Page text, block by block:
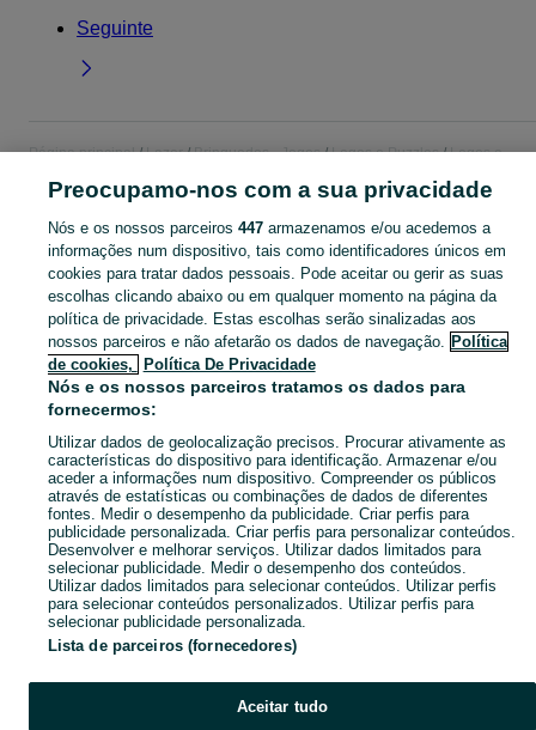
Seguinte
Página principal Lazer Brinquedos - Jogos Legos e Puzzles
Legos e
CATEGORIA
Navegue pelos últimos anúncios de Legos e Puzzles em Aldoar, Foz Do Douro E Nevogilde no OLX Portugal. Compre e venda produtos locais com facilidade e segurança. Mostrar
Mapa do site
Mapa das freguesias
Mapa de mini-sites
Pesquisas populares
Preocupamo-nos com a sua privacidade
Nós e os nossos parceiros 447armazenamos e/ou acedemos a
informações num dispositivo, tais como identificadores únicos em
cookies para tratar dados pessoais. Pode aceitar ou gerir as suas
escolhas clicando abaixo ou em qualquer momento na página da
política de privacidade. Estas escolhas serão sinalizadas aos
nossos parceiros e não afetarão os dados de navegação. Política
de cookies,
Política De Privacidade
Nós e os nossos parceiros tratamos os dados para
fornecermos:
Utilizar dados de geolocalização precisos. Procurar ativamente as
características do dispositivo para identificação. Armazenar e/ou
aceder a informações num dispositivo. Compreender os públicos
através de estatísticas ou combinações de dados de diferentes
fontes. Medir o desempenho da publicidade. Criar perfis para
publicidade personalizada. Criar perfis para personalizar conteúdos.
Desenvolver e melhorar serviços. Utilizar dados limitados para
selecionar publicidade. Medir o desempenho dos conteúdos.
Utilizar dados limitados para selecionar conteúdos. Utilizar perfis
para selecionar conteúdos personalizados. Utilizar perfis para
selecionar publicidade personalizada.
Lista de parceiros (fornecedores)
Aceitar tudo